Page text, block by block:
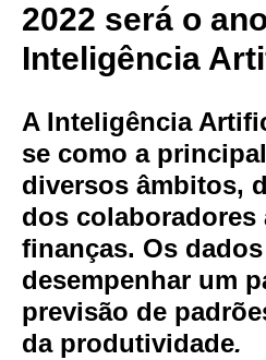
2022 será o
Inteligência
A Inteligência
se como a
diversos âmbitos,
dos colaboradores
finanças. Os
desempenhar um
previsão de
da produtividade.